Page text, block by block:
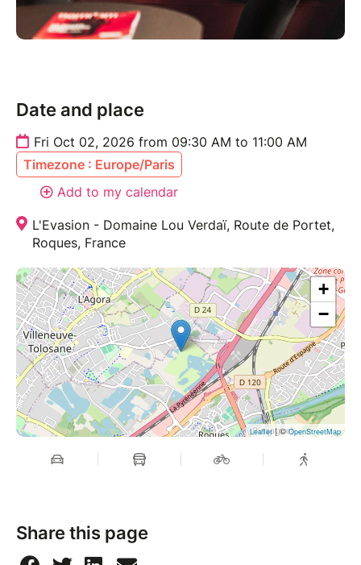
Date and place
Fri Oct 02, 2026 from 09:30 AM to 11:00 AM
Timezone : Europe/Paris
Add to my calendar
L'Evasion - Domaine Lou Verdaï, Route de Portet,
Roques, France
+
−
Leaflet| ©OpenStreetMap
Share this page